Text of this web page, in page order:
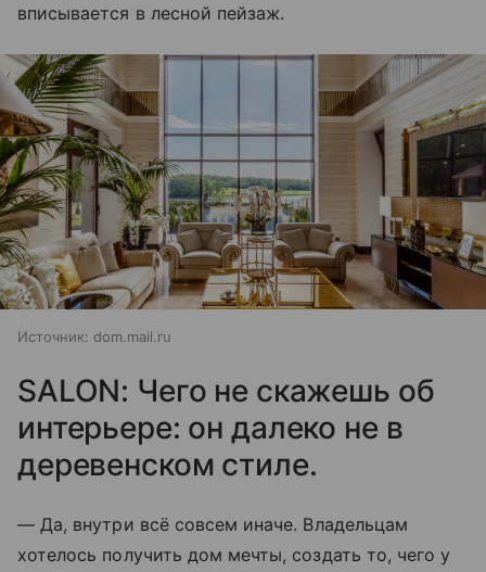
вписывается в лесной пейзаж.
Источник: dom.mail.ru
SALON: Чего не скажешь об
интерьере: он далеко не в
деревенском стиле.
— Да, внутри всё совсем иначе. Владельцам
хотелось получить дом мечты, создать то, чего у